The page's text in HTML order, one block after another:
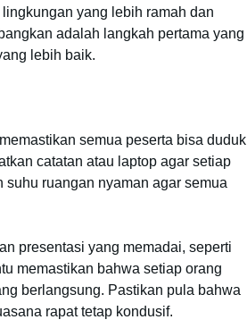
yang lebih ramah dan
adalah langkah pertama yang
lebih baik.
semua peserta bisa duduk
catatan atau laptop agar setiap
ruangan nyaman agar semua
presentasi yang memadai, seperti
memastikan bahwa setiap orang
berlangsung. Pastikan pula bahwa
rapat tetap kondusif.